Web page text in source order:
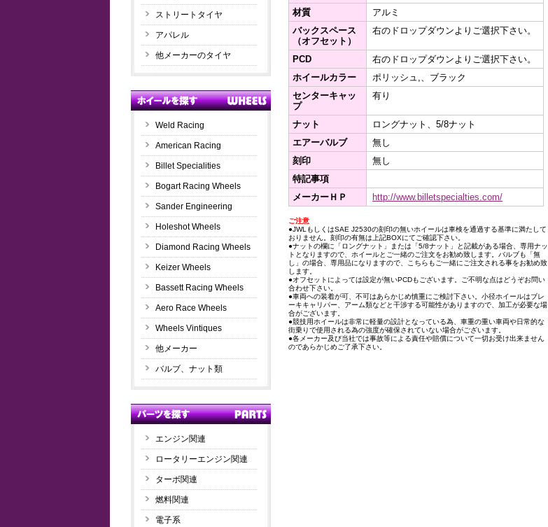
ストリートタイヤ
アパレル
他メーカーのタイヤ
Weld Racing
American Racing
Billet Specialities
Bogart Racing Wheels
Sander Engineering
Holeshot Wheels
Diamond Racing Wheels
Keizer Wheels
Bassett Racing Wheels
Aero Race Wheels
Wheels Vintiques
他メーカー
バルブ、ナット類
エンジン関連
ロータリーエンジン関連
ターボ関連
燃料関連
電子系
材質
アルミ
バックスペース
（オフセット）
右のドロップダウンよりご選択下さい。
PCD
右のドロップダウンよりご選択下さい。
ホイールカラー
ポリッシュ,、ブラック
センターキャッ
プ
有り
ナット
ロングナット、5/8ナット
エアーバルブ
無し
刻印
無し
特記事項
メーカーＨＰ
http://www.billetspecialties.com/
ご注意
●JWLもしくはSAE J2530の刻印の無いホイールは車検を通過する基準に満たして
おりません。刻印の有無は上記BOXにてご確認下さい。
●ナットの欄に「ロングナット」または「5/8ナット」と記載がある場合、専用ナッ
トとなりますので、ホイールとご一緒のご注文をお勧め致します。バルブも「無
し」の場合、専用品になりますので、こちらもご一緒にご注文される事をお勧め致
します。
●オフセットによっては設定が無いPCDもございます。ご不明な点はどうぞお問い
合わせ下さい。
●車両への装着が可、不可はあらかじめ慎重にご検討下さい。小径ホイールはブレ
ーキキャリパー、アーム類などと干渉する可能性がありますので、加工が必要な場
合がございます。
●競技用ホイールは非常に軽量の設計となっている為、車重の重い車両や日常的な
街乗りで使用される為の強度が確保されていない場合がございます。
●各メーカー及び当社では事故等による責任や賠償について一切お受け出来ません
のであらかじめご了承下さい。